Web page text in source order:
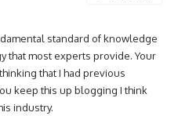
standard of knowledge
that most experts provide. Your
that I had previous
keep this up blogging I think
industry.